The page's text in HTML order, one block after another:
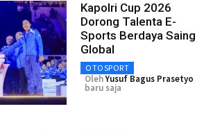
Kapolri Cup 2026
Dorong Talenta E-
Sports Berdaya Saing
Global
OTOSPORT
OlehYusuf Bagus Prasetyo
baru saja